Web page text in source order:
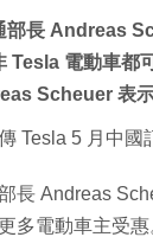
部長 Andreas
Tesla 電動車都
Scheuer 表
Tesla 5 月中
長 Andreas
多電動車主受